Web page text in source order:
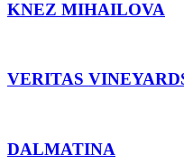
KNEZ MIHAILOVA
VERITAS
DALMATINA